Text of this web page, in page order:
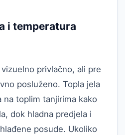
i temperatura
privlačno, ali pre
posluženo. Topla jela
na toplim tanjirima kako
dok hladna predjela i
posude. Ukoliko